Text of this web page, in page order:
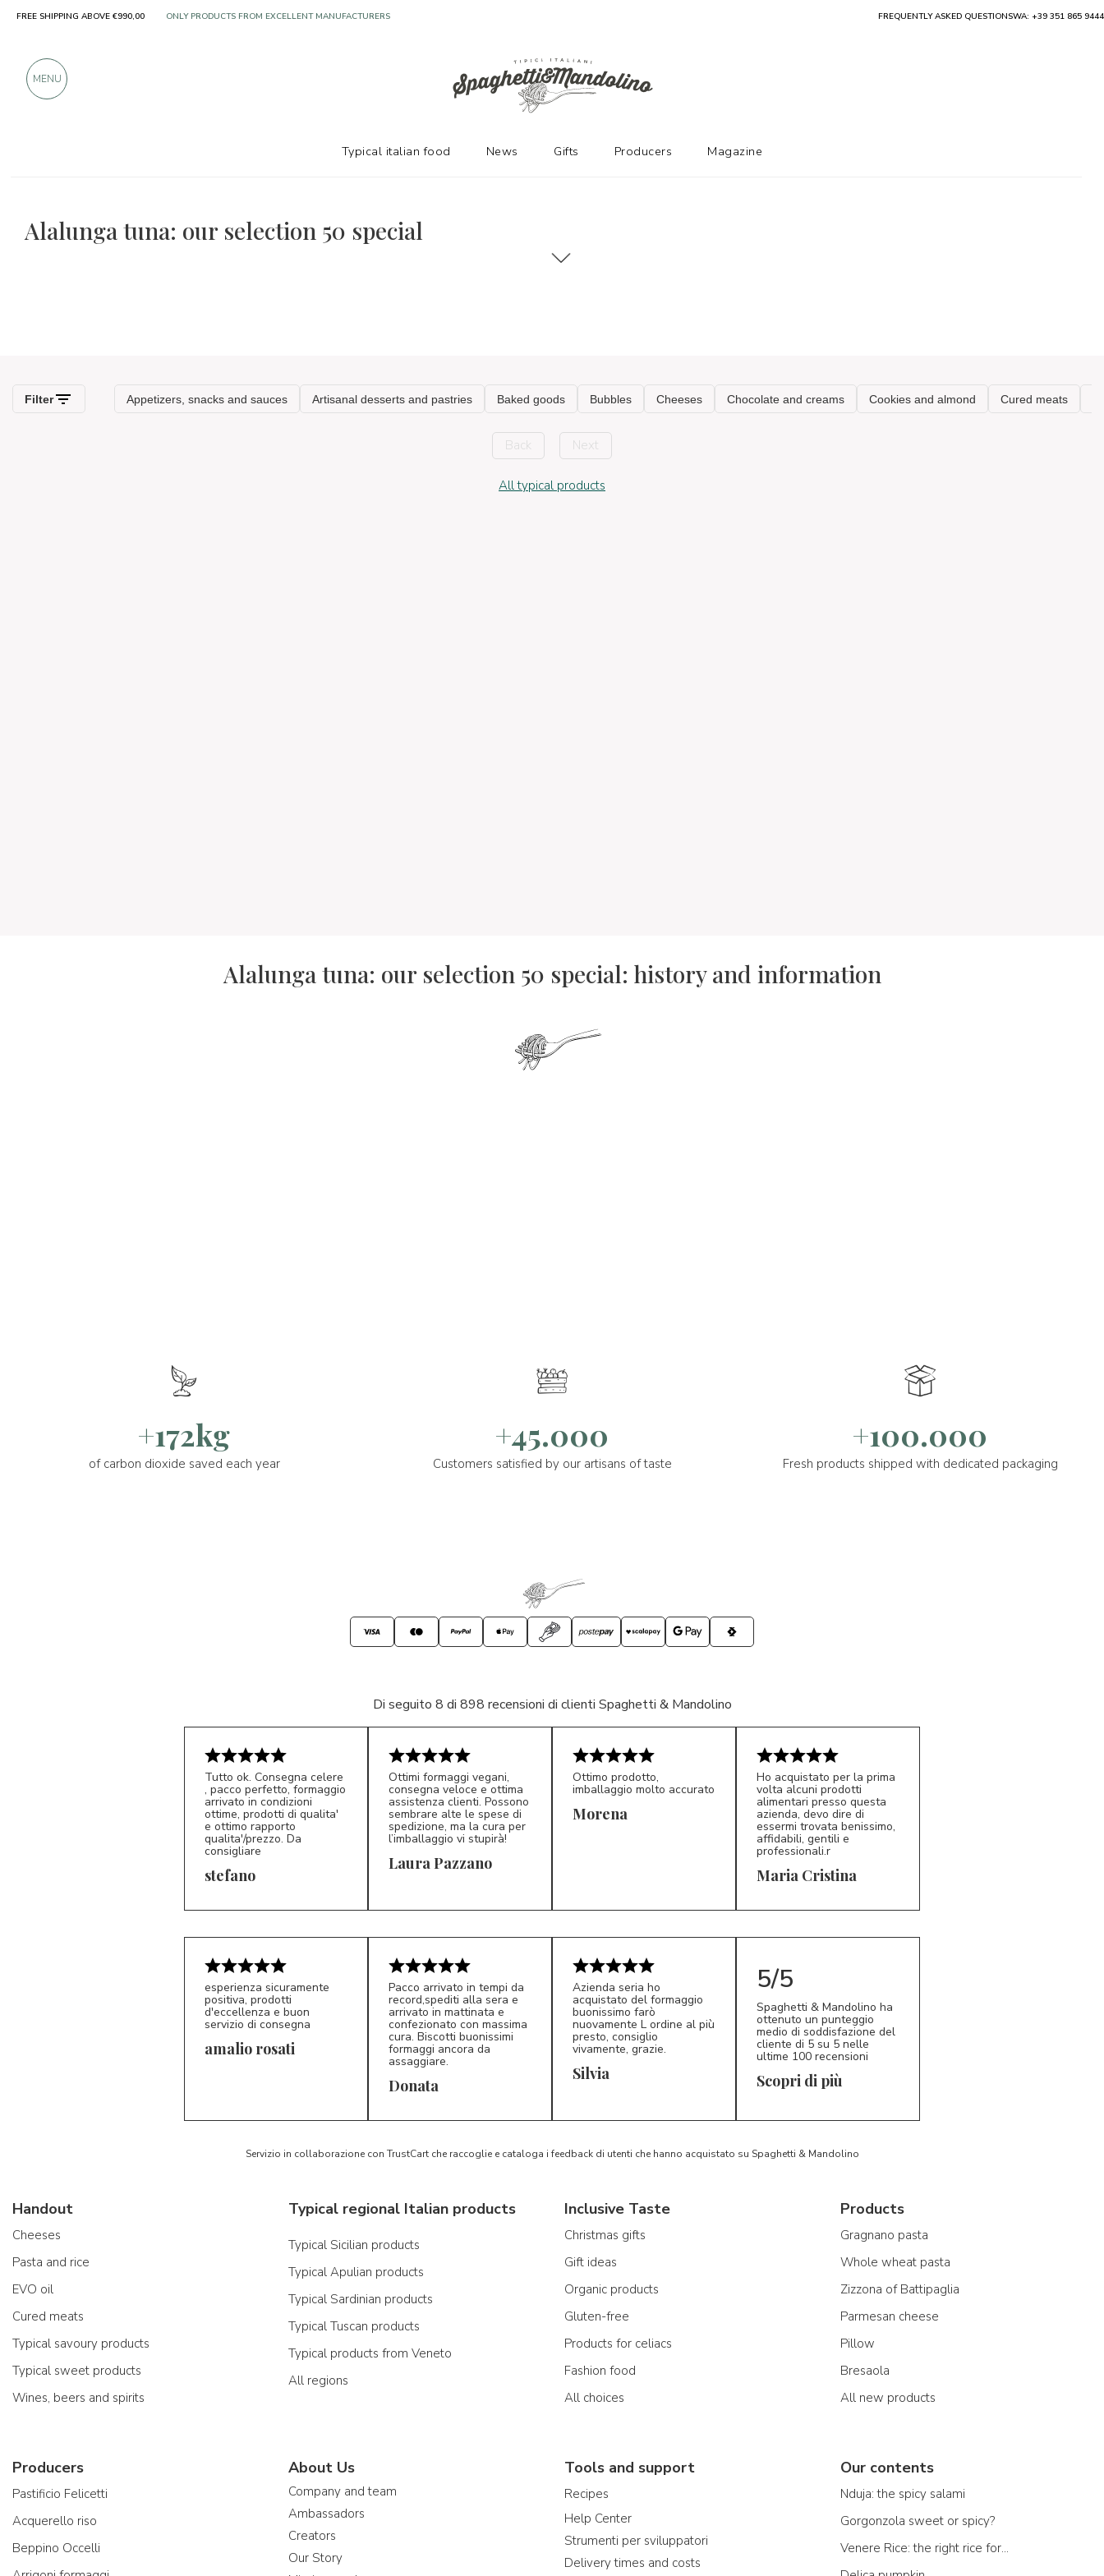
Alalunga tuna: our selection 50 special
Back Next
All typical products
Alalunga tuna: our selection 50 special: history and information
+172kg
of carbon dioxide saved each year
+45.000
Customers satisfied by our artisans of taste
+100.000
Fresh products shipped with dedicated packaging
Di seguito 8 di 898 recensioni di clienti Spaghetti & Mandolino
S*
Tutto ok. Consegna celere
, pacco perfetto, formaggio
arrivato in condizioni
ottime, prodotti di qualita'
e ottimo rapporto
qualita'/prezzo. Da
consigliare
stefano LP 5/5
Ottimi formaggi vegani,
consegna veloce e ottima
assistenza clienti. Possono
sembrare alte le spese di
spedizione, ma la cura per
l’imballaggio vi stupirà!
Laura Pazzano
Ottimo prodotto,
imballaggio molto accurato
Morena
MC 5/5
Ho acquistato per la prima
volta alcuni prodotti
alimentari presso questa
azienda, devo dire di
essermi trovata benissimo,
affidabili, gentili e
professionali.r
Maria Cristina
esperienza sicuramente
positiva, prodotti
d'eccellenza e buon
servizio di consegna
amalio rosati
D*
Pacco arrivato in tempi da
record,spediti alla sera e
arrivato in mattinata e
confezionato con massima
cura. Biscotti buonissimi
formaggi ancora da
assaggiare.
Donata S*
Azienda seria ho
acquistato del formaggio
buonissimo farò
nuovamente L ordine al più
presto, consiglio
vivamente, grazie.
Silvia
5/5
Spaghetti & Mandolino ha
ottenuto un punteggio
medio di soddisfazione del
cliente di 5 su 5 nelle
ultime 100 recensioni
Scopri di più
Servizio in collaborazione con TrustCart che raccoglie e cataloga i feedback di utenti che hanno acquistato su Spaghetti & Mandolino
Handout
Cheeses
Pasta and rice
EVO oil
Cured meats
Typical savoury products
Typical sweet products
Wines, beers and spirits
Typical regional Italian products
Typical Sicilian products
Typical Apulian products
Typical Sardinian products
Typical Tuscan products
Typical products from Veneto
All regions
Inclusive Taste
Christmas gifts
Gift ideas
Organic products
Gluten-free
Products for celiacs
Fashion food
All choices
Products
Gragnano pasta
Whole wheat pasta
Zizzona of Battipaglia
Parmesan cheese
Pillow
Bresaola
All new products
Producers
Pastificio Felicetti
Acquerello riso
Beppino Occelli
About Us
Company and team
Ambassadors
Creators
Our Story
Tools and support
Recipes
Help Center
Strumenti per sviluppatori
Delivery times and costs
Our contents
Nduja: the spicy salami
Gorgonzola sweet or spicy?
Venere Rice: the right rice for...
FREE SHIPPING ABOVE €990,00 ONLY PRODUCTS FROM EXCELLENT MANUFACTURERS FREQUENTLY ASKED QUESTIONSWA: +39 351 865 9444
MENU
Typical italian food News Gifts Producers Magazine